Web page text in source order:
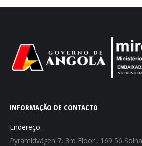
INFORMAÇÃO DE CONTACTO
Endereço:
Pyramidvägen 7, 3rd Floor , 169 56 Solna